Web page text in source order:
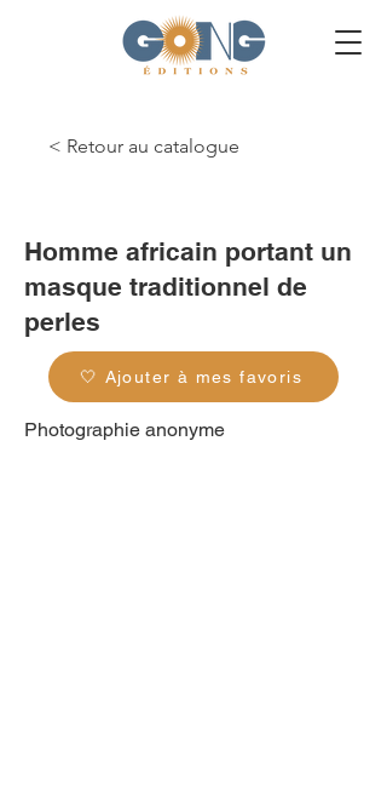
< Retour au catalogue
Homme africain portant un
masque traditionnel de
perles
🤍 Ajouter à mes favoris
Photographie anonyme